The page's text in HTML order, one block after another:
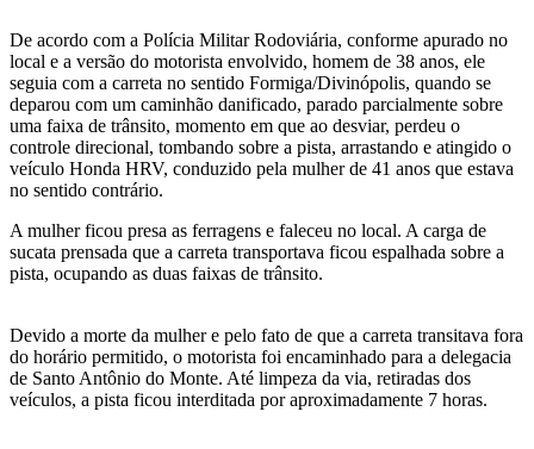
De acordo com a Polícia Militar Rodoviária, conforme apurado no
local e a versão do motorista envolvido, homem de 38 anos, ele
seguia com a carreta no sentido Formiga/Divinópolis, quando se
deparou com um caminhão danificado, parado parcialmente sobre
uma faixa de trânsito, momento em que ao desviar, perdeu o
controle direcional, tombando sobre a pista, arrastando e atingido o
veículo Honda HRV, conduzido pela mulher de 41 anos que estava
no sentido contrário.
A mulher ficou presa as ferragens e faleceu no local. A carga de
sucata prensada que a carreta transportava ficou espalhada sobre a
pista, ocupando as duas faixas de trânsito.
Devido a morte da mulher e pelo fato de que a carreta transitava fora
do horário permitido, o motorista foi encaminhado para a delegacia
de Santo Antônio do Monte. Até limpeza da via, retiradas dos
veículos, a pista ficou interditada por aproximadamente 7 horas.